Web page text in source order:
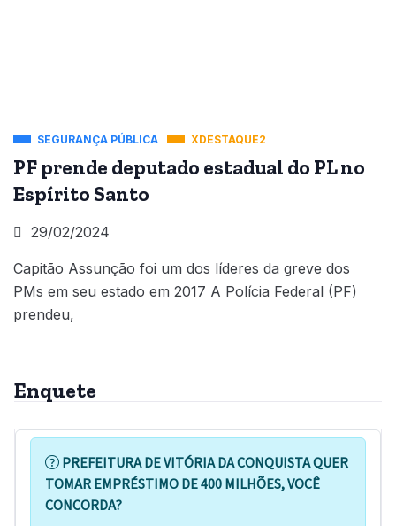
SEGURANÇA PÚBLICA XDESTAQUE2
PF prende deputado estadual do PL no
Espírito Santo
29/02/2024
Capitão Assunção foi um dos líderes da greve dos
PMs em seu estado em 2017 A Polícia Federal (PF)
prendeu,
Enquete